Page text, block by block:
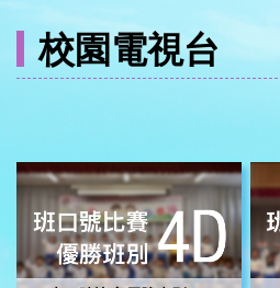
校園電視台